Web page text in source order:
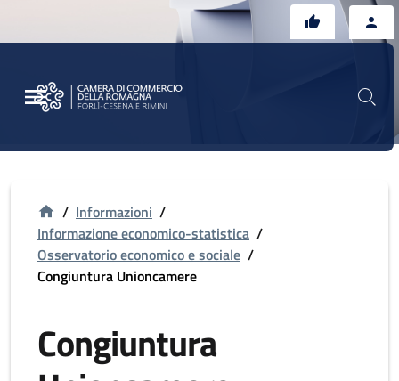
/ Informazioni /
Informazione economico-statistica /
Osservatorio economico e sociale /
Congiuntura Unioncamere
Congiuntura